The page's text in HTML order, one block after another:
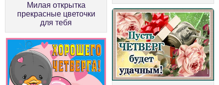
Милая открытка
прекрасные цветочки
для тебя